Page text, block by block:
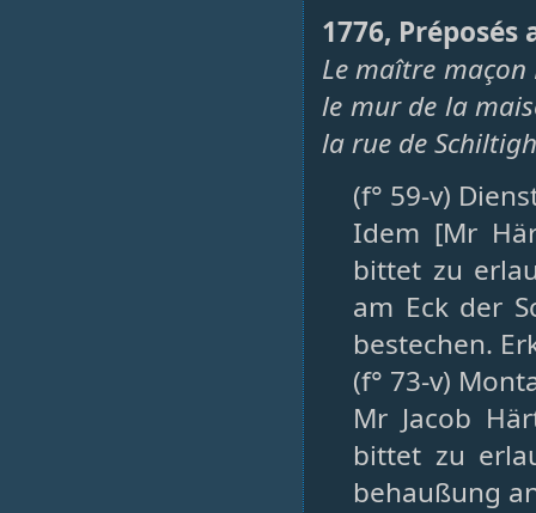
1776,
Le maître
le mur de la
la rue de
(f° 59-v)
Idem [Mr
bittet zu
am Eck der
bestechen.
(f° 73-v)
Mr Jacob
bittet zu
behaußung